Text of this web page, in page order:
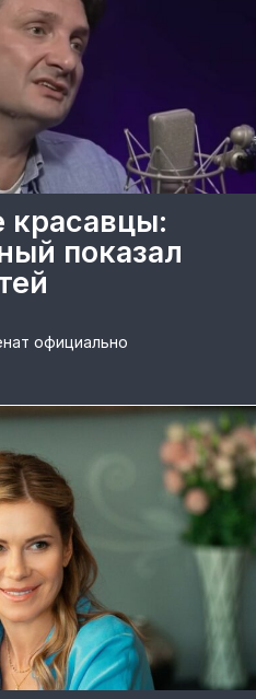
красавцы:
показал
официально